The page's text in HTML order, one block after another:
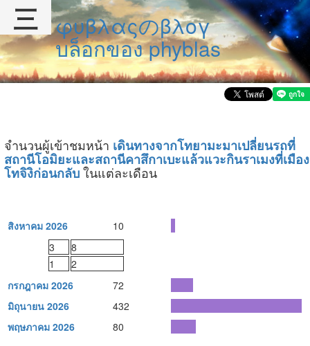
φυβλαςのβλογ
บล็อกของ phyblas
จำนวนผู้เข้าชมหน้า เดินทางจากโทยามะมาเปลี่ยนรถที่
สถานีโอมิยะและสถานีคาสึกาเบะแล้วแวะกินราเมงที่เมือง
โทจิงิก่อนกลับในแต่ละเดือน
สิงหาคม 2026
10
3
8
1
2
กรกฎาคม 2026
72
มิถุนายน 2026
432
พฤษภาคม 2026
80
三